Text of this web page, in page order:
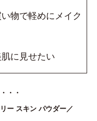
物で軽めにメイク
に見せたい
・・
ー スキン パウダー／